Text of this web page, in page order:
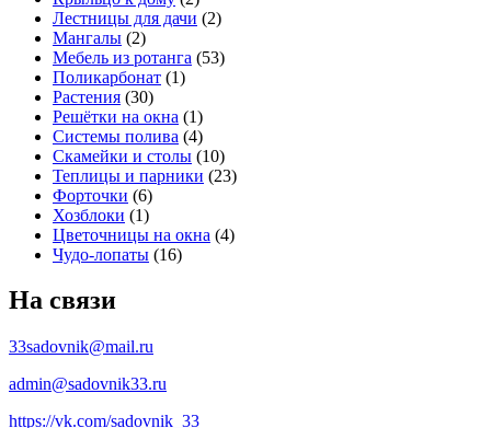
Лестницы для дачи (2)
Мангалы (2)
Мебель из ротанга (53)
Поликарбонат (1)
Растения (30)
Решётки на окна (1)
Системы полива (4)
Скамейки и столы (10)
Теплицы и парники (23)
Форточки (6)
Хозблоки (1)
Цветочницы на окна (4)
Чудо-лопаты (16)
На связи
33sadovnik@mail.ru
admin@sadovnik33.ru
https://vk.com/sadovnik_33